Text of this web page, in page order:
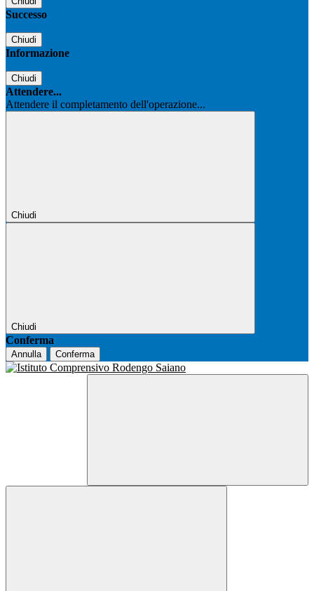
Successo
Chiudi
Informazione
Chiudi
Attendere...
Attendere il completamento dell'operazione...
Chiudi
Chiudi
Conferma
Annulla Conferma